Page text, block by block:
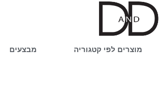
דילוג
לתוכן
מוצרים לפי קטגוריה מבצעים